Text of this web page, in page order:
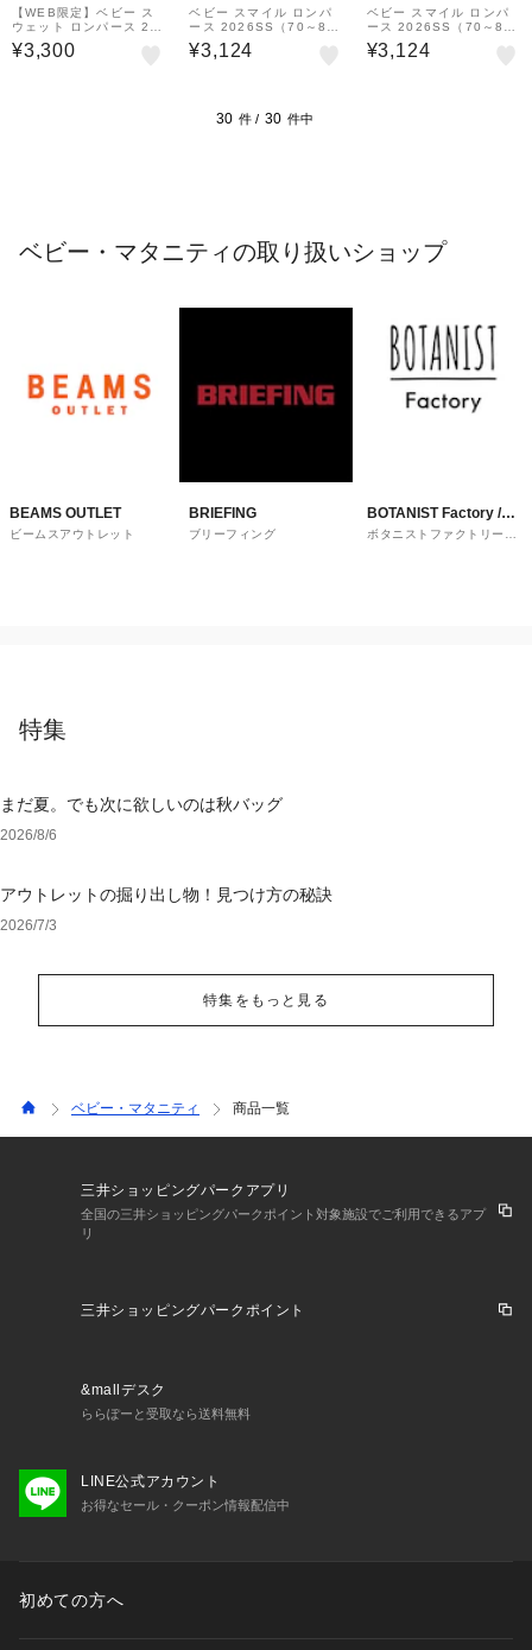
【WEB限定】ベビー ス
ウェット ロンパース 20
26FW（70～75cm）
¥3,300
ベビー スマイル ロンパ
ース 2026SS（70～80c
m）プチプラ ベビー 人
気
¥3,124
ベビー スマイル ロンパ
ース 2026SS（70～80c
m）プチプラ ベビー 人
気
¥3,124
30 件 / 30 件中
ベビー・マタニティの取り扱いショップ
BEAMS OUTLET
ビームスアウトレット
BRIEFING
ブリーフィング
BOTANIST Factory /
and Habit
ボタニストファクトリーア
特集
まだ夏。でも次に欲しいのは秋バッグ
2026/8/6
アウトレットの掘り出し物！見つけ方の秘訣
2026/7/3
特集をもっと見る
ベビー・マタニティ 商品一覧
三井ショッピングパークアプリ
全国の三井ショッピングパークポイント対象施設でご利用できるアプ
リ
三井ショッピングパークポイント
&mallデスク
ららぽーと受取なら送料無料
LINE公式アカウント
お得なセール・クーポン情報配信中
初めての方へ